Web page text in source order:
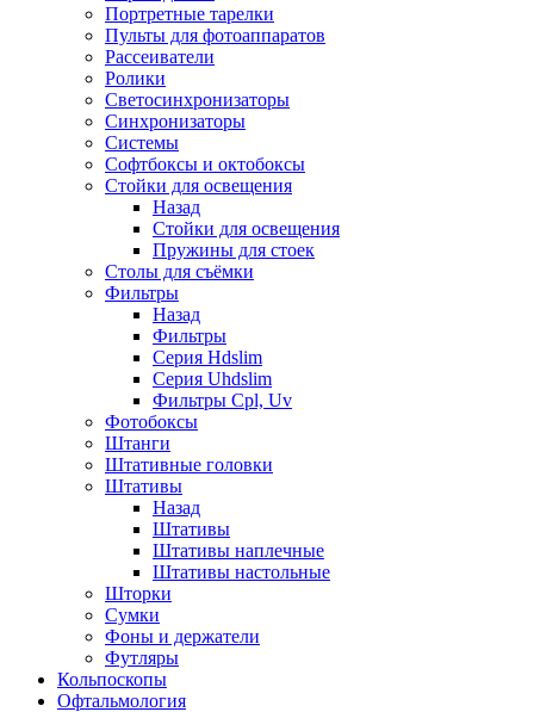
Портретные тарелки
Пульты для фотоаппаратов
Рассеиватели
Ролики
Светосинхронизаторы
Синхронизаторы
Системы
Софтбоксы и октобоксы
Стойки для освещения
Назад
Стойки для освещения
Пружины для стоек
Столы для съёмки
Фильтры
Назад
Фильтры
Серия Hdslim
Серия Uhdslim
Фильтры Cpl, Uv
Фотобоксы
Штанги
Штативные головки
Штативы
Назад
Штативы
Штативы наплечные
Штативы настольные
Шторки
Сумки
Фоны и держатели
Футляры
Кольпоскопы
Офтальмология